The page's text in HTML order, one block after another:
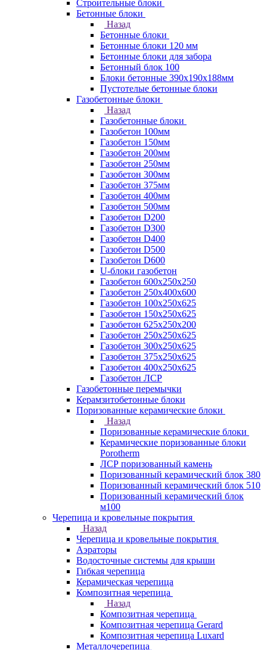
Строительные блоки
Бетонные блоки
Назад
Бетонные блоки
Бетонные блоки 120 мм
Бетонные блоки для забора
Бетонный блок 100
Блоки бетонные 390х190х188мм
Пустотелые бетонные блоки
Газобетонные блоки
Назад
Газобетонные блоки
Газобетон 100мм
Газобетон 150мм
Газобетон 200мм
Газобетон 250мм
Газобетон 300мм
Газобетон 375мм
Газобетон 400мм
Газобетон 500мм
Газобетон D200
Газобетон D300
Газобетон D400
Газобетон D500
Газобетон D600
U-блоки газобетон
Газобетон 600x250x250
Газобетон 250x400x600
Газобетон 100х250х625
Газобетон 150х250х625
Газобетон 625х250х200
Газобетон 250х250х625
Газобетон 300х250х625
Газобетон 375х250х625
Газобетон 400х250х625
Газобетон ЛСР
Газобетонные перемычки
Керамзитобетонные блоки
Поризованные керамические блоки
Назад
Поризованные керамические блоки
Керамические поризованные блоки
Porotherm
ЛСР поризованный камень
Поризованный керамический блок 380
Поризованный керамический блок 510
Поризованный керамический блок
м100
Черепица и кровельные покрытия
Назад
Черепица и кровельные покрытия
Аэраторы
Водосточные системы для крыши
Гибкая черепица
Керамическая черепица
Композитная черепица
Назад
Композитная черепица
Композитная черепица Gerard
Композитная черепица Luxard
Металлочерепица